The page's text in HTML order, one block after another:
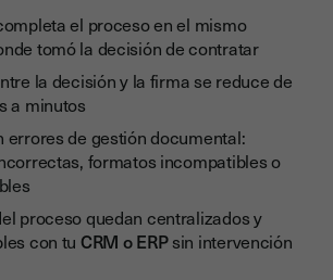
el proceso en el mismo
tomó la decisión de contratar
la decisión y la firma se reduce de
a minutos
errores de gestión documental:
formatos incompatibles o
proceso quedan centralizados y
con tu CRM o ERPsin intervención